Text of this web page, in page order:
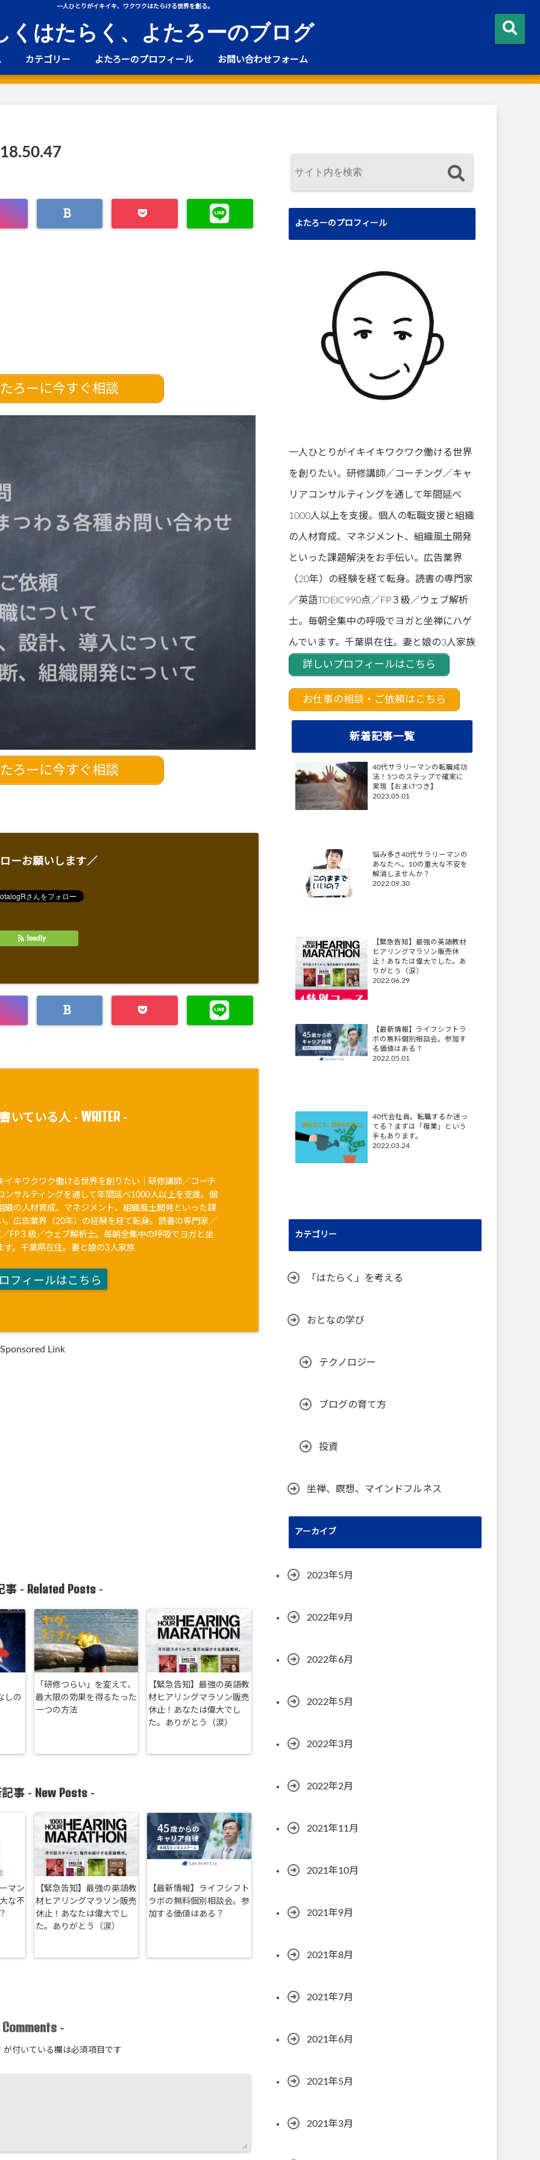
一人ひとりがイキイキ、ワクワクはたらける世界を創る。
くはたらく、よたろーのブログ
カテゴリー よたろーのプロフィール お問い合わせフォーム
ーに今すぐ相談
ーに今すぐ相談
ーお願いします／
feedly
いている人 - WRITER-
イキワクワク働ける世界を創りたい｜研修講師／コーチ
ンサルティングを通して年間延べ1000人以上を支援。個
織の人材育成、マネジメント、組織風土開発といった課
。広告業界（20年）の経験を経て転身。読書の専門家／
FP３級／ウェブ解析士。毎朝全集中の呼吸でヨガと坐
す。千葉県在住。妻と娘の3人家族
フィールはこちら
Sponsored Link
事 - Related Posts-
しの
「研修つらい」を変えて、
最大限の効果を得るたった
一つの方法
【緊急告知】最強の英語教
材ヒアリングマラソン販売
休止！あなたは偉大でし
た。ありがとう（涙）
事 - New Posts -
マン
な不
【緊急告知】最強の英語教
材ヒアリングマラソン販売
休止！あなたは偉大でし
た。ありがとう（涙）
【最新情報】ライフシフト
ラボの無料個別相談会。参
加する価値はある？
Comments -
が付いている欄は必須項目です
よたろーのプロフィール
一人ひとりがイキイキワクワク働ける世界
を創りたい。研修講師／コーチング／キャ
リアコンサルティングを通して年間延べ
1000人以上を支援。個人の転職支援と組織
の人材育成、マネジメント、組織風土開発
といった課題解決をお手伝い。広告業界
（20年）の経験を経て転身。読書の専門家
／英語TOEIC990点／FP３級／ウェブ解析
士。毎朝全集中の呼吸でヨガと坐禅にハゲ
んでいます。千葉県在住。妻と娘の3人家族
詳しいプロフィールはこちら
お仕事の相談・ご依頼はこちら
新着記事一覧
40代サラリーマンの転職成功
法！5つのステップで確実に
実現【おまけつき】
2023.05.01
悩み多き40代サラリーマンの
あなたへ。10の重大な不安を
解消しませんか？
2022.09.30
【緊急告知】最強の英語教材
ヒアリングマラソン販売休
止！あなたは偉大でした。あ
りがとう（涙）
2022.06.29
【最新情報】ライフシフトラ
ボの無料個別相談会。参加す
る価値はある？
2022.05.01
40代会社員。転職するか迷っ
てる？まずは「複業」という
手もあります。
2022.03.24
カテゴリー
「はたらく」を考える
おとなの学び
テクノロジー
ブログの育て方
投資
坐禅、瞑想、マインドフルネス
アーカイブ
2023年5月
2022年9月
2022年6月
2022年5月
2022年3月
2022年2月
2021年11月
2021年10月
2021年9月
2021年8月
2021年7月
2021年6月
2021年5月
2021年3月